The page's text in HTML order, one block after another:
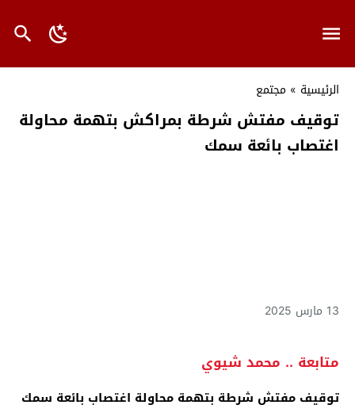
الرئيسية » مجتمع
توقيف مفتش شرطة بمراكش بتهمة محاولة
اغتصاب بائعة سمك
13 مارس 2025
متابعة .. محمد شيوي
توقيف مفتش شرطة بتهمة محاولة اغتصاب بائعة سمك